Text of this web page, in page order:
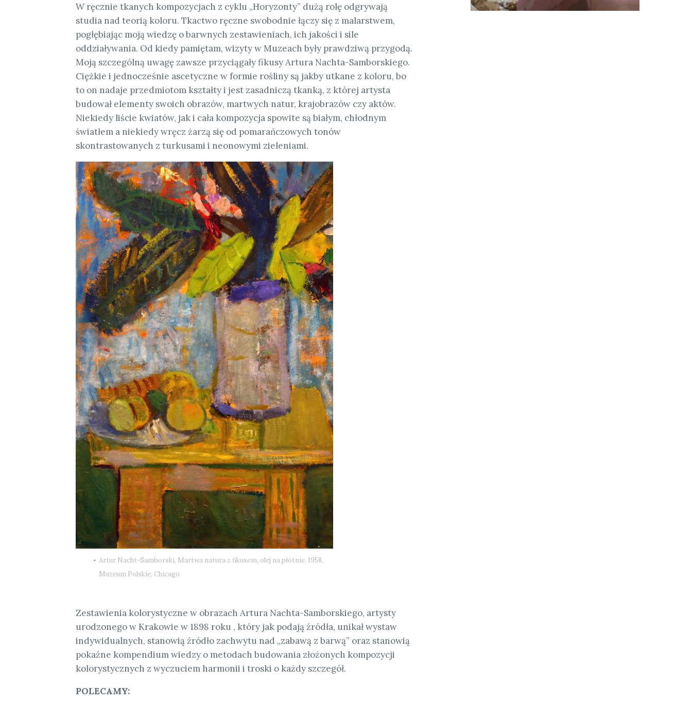
W ręcznie tkanych kompozycjach z cyklu „Horyzonty” dużą rolę odgrywają
studia nad teorią koloru. Tkactwo ręczne swobodnie łączy się z malarstwem,
pogłębiając moją wiedzę o barwnych zestawieniach, ich jakości i sile
oddziaływania. Od kiedy pamiętam, wizyty w Muzeach były prawdziwą przygodą.
Moją szczególną uwagę zawsze przyciągały fikusy Artura Nachta-Samborskiego.
Ciężkie i jednocześnie ascetyczne w formie rośliny są jakby utkane z koloru, bo
to on nadaje przedmiotom kształty i jest zasadniczą tkanką, z której artysta
budował elementy swoich obrazów, martwych natur, krajobrazów czy aktów.
Niekiedy liście kwiatów, jak i cała kompozycja spowite są białym, chłodnym
światłem a niekiedy wręcz żarzą się od pomarańczowych tonów
skontrastowanych z turkusami i neonowymi zieleniami.
Artur Nacht-Samborski, Martwa natura z fikusem, olej na płótnie, 1958,
Muzeum Polskie, Chicago
Zestawienia kolorystyczne w obrazach Artura Nachta-Samborskiego, artysty
urodzonego w Krakowie w 1898 roku , który jak podają źródła, unikał wystaw
indywidualnych, stanowią źródło zachwytu nad „zabawą z barwą” oraz stanowią
pokaźne kompendium wiedzy o metodach budowania złożonych kompozycji
kolorystycznych z wyczuciem harmonii i troski o każdy szczegół.
POLECAMY: